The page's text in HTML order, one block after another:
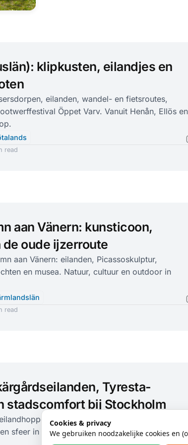
klipkusten, eilandjes en
eilanden, wandel- en fietsroutes,
Öppet Varv. Vanuit Henån, Ellös en
read
aan Vänern: kunsticoon,
de oude ijzerroute
aan Vänern: eilanden, Picassoskulptur,
en musea. Natuur, cultuur en outdoor in
read
Tyresta-
stadscomfort bij Stockholm
in de skärgård, wandelen in Tyresta,
sfeer in Dalarö – snel bereikbaar met
Cookies & privacy
We gebruiken noodzakelijke cookies en